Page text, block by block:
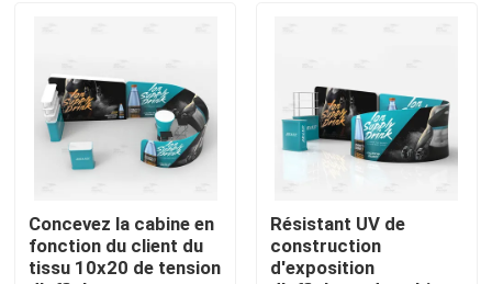
A propos de nous
Contrôle de la qualité
Concevez la cabine en
fonction du client du
tissu 10x20 de tension
Résistant UV de
construction
d'exposition